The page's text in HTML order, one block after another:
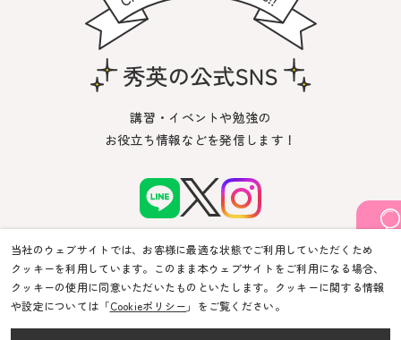
講習・イベントや勉強の
お役立ち情報などを発信します！
© Shuei-Yobiko Co Ltd. All Rights Reserved.
当社のウェブサイトでは、お客様に最適な状態でご利用していただくため
クッキーを利用しています。このまま本ウェブサイトをご利用になる場合、
クッキーの使用に同意いただいたものといたします。クッキーに関する情報
や設定については「Cookieポリシー 」をご覧ください。